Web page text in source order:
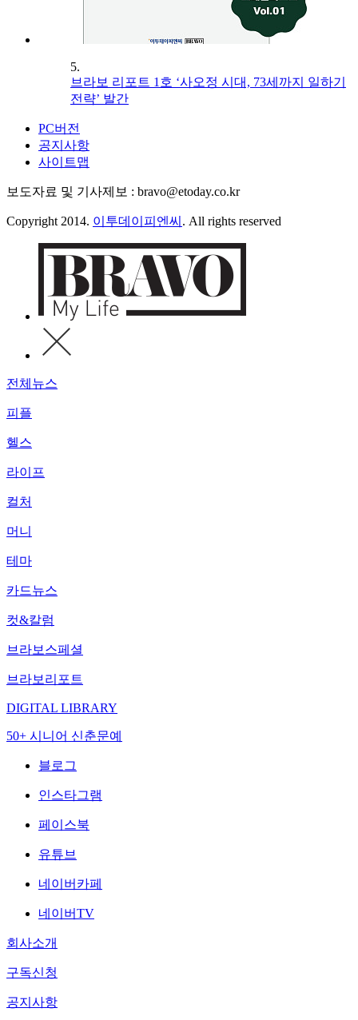
5.
브라보 리포트 1호 ‘사오정 시대, 73세까지 일하기
전략’ 발간
PC버전
공지사항
사이트맵
보도자료 및 기사제보 : bravo@etoday.co.kr
Copyright 2014. 이투데이피엔씨 . All rights reserved
전체뉴스
피플
헬스
라이프
컬처
머니
테마
카드뉴스
컷&칼럼
브라보스페셜
브라보리포트
DIGITAL LIBRARY
50+ 시니어 신춘문예
블로그
인스타그램
페이스북
유튜브
네이버카페
네이버TV
회사소개
구독신청
공지사항